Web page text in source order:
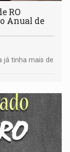
RO
Anual de
já tinha mais de